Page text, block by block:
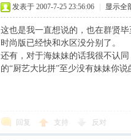
发表于 2007-7-25 23:56:06 显示全
这也是我一直想说的，也在群贤
时尚版已经快和水区没分别了。
还有，对于海妹妹的话我很不认
的“厨艺大比拼”至少没有妹妹你说
回复 支持 反对